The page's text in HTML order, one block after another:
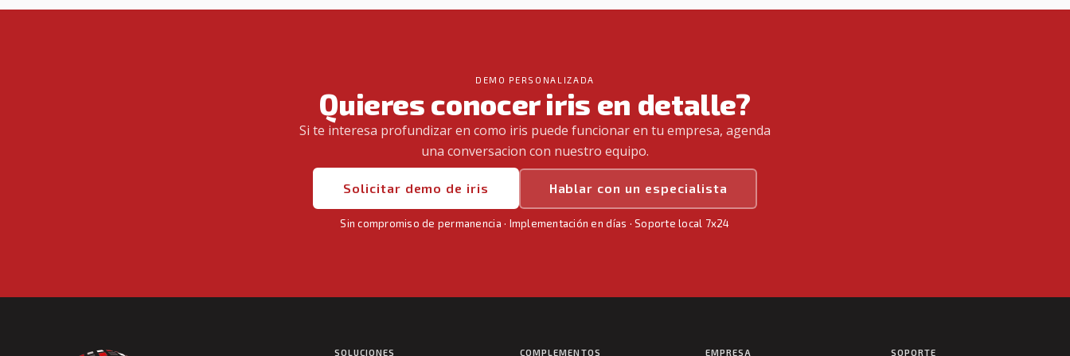
DEMO PERSONALIZADA
Quieres conocer iris en detalle?
Si te interesa profundizar en como iris puede funcionar en tu empresa, agenda
una conversacion con nuestro equipo.
Solicitar demo de iris Hablar con un especialista
Sin compromiso de permanencia · Implementación en días · Soporte local 7x24
SOLUCIONES COMPLEMENTOS EMPRESA SOPORTE